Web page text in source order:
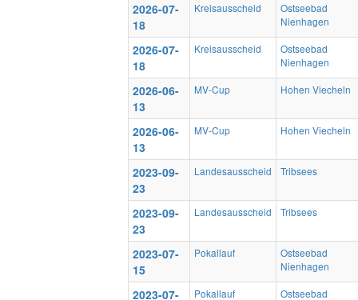
2026-07-
18
Kreisausscheid
Ostseebad
Nienhagen
2026-07-
18
Kreisausscheid
Ostseebad
Nienhagen
2026-06-
13
MV-Cup Hohen Viecheln
2026-06-
13
MV-Cup Hohen Viecheln
2023-09-
23
Landesausscheid Tribsees
2023-09-
23
Landesausscheid Tribsees
2023-07-
15
Pokallauf
Ostseebad
Nienhagen
2023-07-
Pokallauf
Ostseebad